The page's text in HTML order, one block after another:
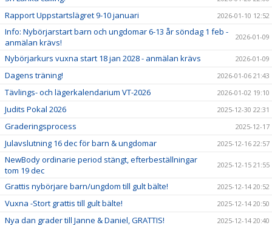
Rapport Uppstartslägret 9-10 januari 2026-01-10 12:52
Info: Nybörjarstart barn och ungdomar 6-13 år söndag 1 feb -
anmälan krävs!
2026-01-09
Nybörjarkurs vuxna start 18 jan 2028 - anmälan krävs 2026-01-09
Dagens träning! 2026-01-06 21:43
Tävlings- och lägerkalendarium VT-2026 2026-01-02 19:10
Judits Pokal 2026 2025-12-30 22:31
Graderingsprocess 2025-12-17
Julavslutning 16 dec för barn & ungdomar 2025-12-16 22:57
NewBody ordinarie period stängt, efterbeställningar
tom 19 dec
2025-12-15 21:55
Grattis nybörjare barn/ungdom till gult bälte! 2025-12-14 20:52
Vuxna -Stort grattis till gult bälte! 2025-12-14 20:50
Nya dan grader till Janne & Daniel, GRATTIS! 2025-12-14 20:40